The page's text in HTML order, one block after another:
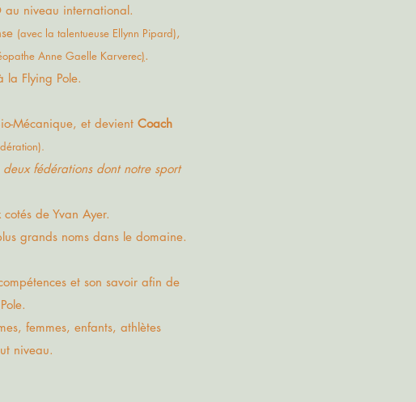
au niveau international.
(avec la talentueuse Ellynn Pipard),
Anne Gaelle Karverec).
la Flying Pole.
Mécanique, et devient Coach
fédérations dont notre sport
de Yvan Ayer.
grands noms dans le domaine.
et son savoir afin de
femmes, enfants, athlètes
niveau.